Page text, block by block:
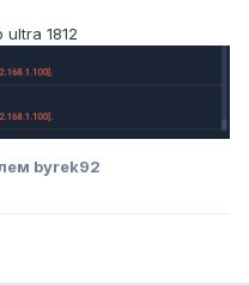
1812
byrek92